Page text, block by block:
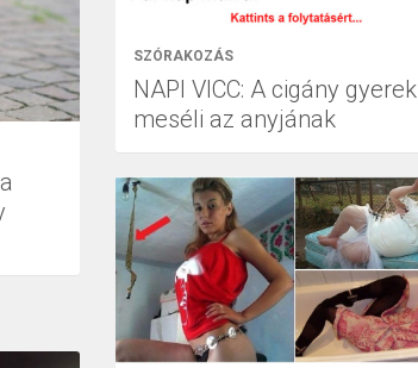
SZÓRAKOZÁS
NAPI VICC: A cigány gyerek
meséli az anyjának